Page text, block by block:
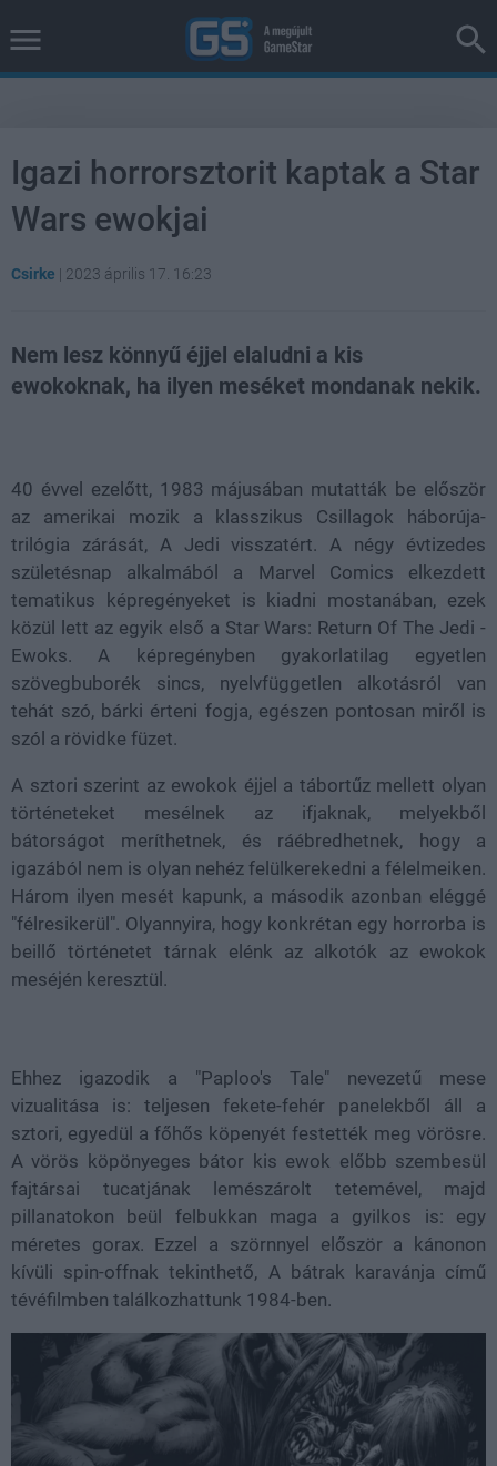
Igazi horrorsztorit kaptak a Star
Wars ewokjai
Csirke | 2023 április 17. 16:23
Nem lesz könnyű éjjel elaludni a kis
ewokoknak, ha ilyen meséket mondanak nekik.
40 évvel ezelőtt, 1983 májusában mutatták be először
az amerikai mozik a klasszikus Csillagok háborúja-
trilógia zárását, A Jedi visszatért. A négy évtizedes
születésnap alkalmából a Marvel Comics elkezdett
tematikus képregényeket is kiadni mostanában, ezek
közül lett az egyik első a Star Wars: Return Of The Jedi -
Ewoks. A képregényben gyakorlatilag egyetlen
szövegbuborék sincs, nyelvfüggetlen alkotásról van
tehát szó, bárki érteni fogja, egészen pontosan miről is
szól a rövidke füzet.
A sztori szerint az ewokok éjjel a tábortűz mellett olyan
történeteket mesélnek az ifjaknak, melyekből
bátorságot meríthetnek, és ráébredhetnek, hogy a
igazából nem is olyan nehéz felülkerekedni a félelmeiken.
Három ilyen mesét kapunk, a második azonban eléggé
"félresikerül". Olyannyira, hogy konkrétan egy horrorba is
beillő történetet tárnak elénk az alkotók az ewokok
meséjén keresztül.
Ehhez igazodik a "Paploo's Tale" nevezetű mese
vizualitása is: teljesen fekete-fehér panelekből áll a
sztori, egyedül a főhős köpenyét festették meg vörösre.
A vörös köpönyeges bátor kis ewok előbb szembesül
fajtársai tucatjának lemészárolt tetemével, majd
pillanatokon beül felbukkan maga a gyilkos is: egy
méretes gorax. Ezzel a szörnnyel először a kánonon
kívüli spin-offnak tekinthető, A bátrak karavánja című
tévéfilmben találkozhattunk 1984-ben.